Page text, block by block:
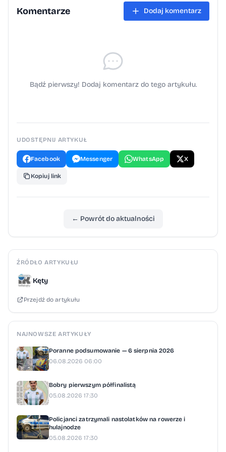
Komentarze Dodaj komentarz
Bądź pierwszy! Dodaj komentarz do tego artykułu.
UDOSTĘPNIJ ARTYKUŁ
Facebook Messenger WhatsApp X
Kopiuj link
← Powrót do aktualności
ŹRÓDŁO ARTYKUŁU
Kęty
Przejdź do artykułu
NAJNOWSZE ARTYKUŁY
Poranne podsumowanie — 6 sierpnia 2026
06.08.2026 06:00
Bobry pierwszym półfinalistą
05.08.2026 17:30
Policjanci zatrzymali nastolatków na rowerze i
hulajnodze
05.08.2026 17:30